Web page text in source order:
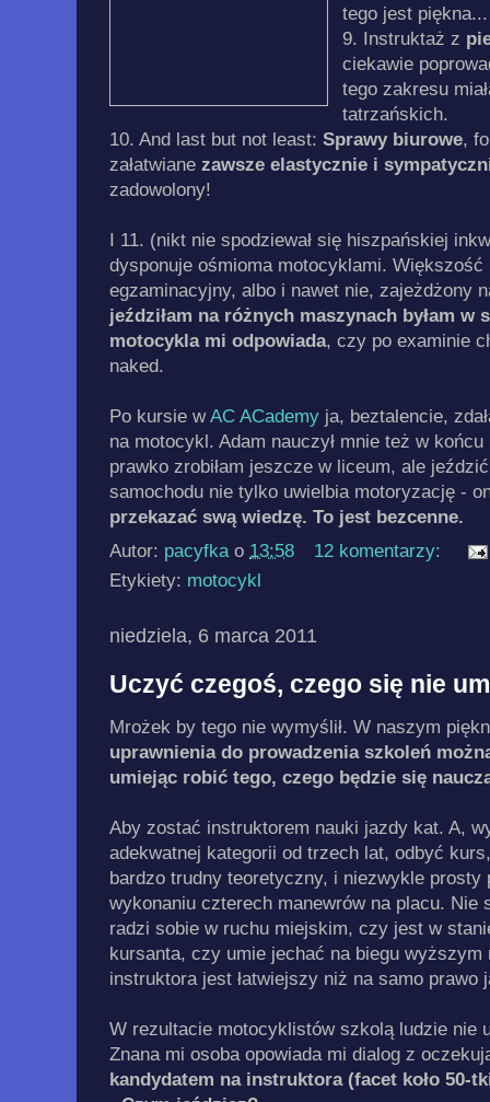
tego jest
9. Instruktaż z
ciekawie
tego zakresu
tatrzańskich.
10. And last but not least: Sprawy biurowe,
załatwiane zawsze elastycznie i
zadowolony!
I 11. (nikt nie spodziewał się hiszpańskiej
dysponuje ośmioma motocyklami.
egzaminacyjny, albo i nawet nie, zajeżdżony
jeździłam na różnych maszynach byłam
motocykla mi odpowiada, czy po examinie
naked.
Po kursie wAC ACademy ja, beztalencie,
na motocykl. Adam nauczył mnie też w końcu
prawko zrobiłam jeszcze w liceum, ale
samochodu nie tylko uwielbia motoryzację -
przekazać swą wiedzę. To jest bezcenne.
Autor: pacyfka o 13:58
12 komentarzy:
Etykiety: motocykl
niedziela, 6 marca 2011
Uczyć czegoś, czego się nie
Mrożek by tego nie wymyślił. W naszym
uprawnienia do prowadzenia szkoleń
umiejąc robić tego, czego będzie się
Aby zostać instruktorem nauki jazdy kat. A,
adekwatnej kategorii od trzech lat, odbyć
bardzo trudny teoretyczny, i niezwykle prosty
wykonaniu czterech manewrów na placu. Nie
radzi sobie w ruchu miejskim, czy jest w
kursanta, czy umie jechać na biegu wyższym
instruktora jest łatwiejszy niż na samo prawo
W rezultacie motocyklistów szkolą ludzie nie
Znana mi osoba opowiada mi dialog z
kandydatem na instruktora (facet koło 50-